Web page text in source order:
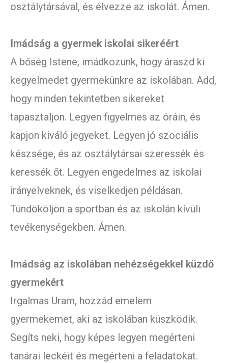
osztálytársával, és élvezze az iskolát. Ámen.
Imádság a gyermek iskolai sikeréért
A bőség Istene, imádkozunk, hogy áraszd ki
kegyelmedet gyermekünkre az iskolában. Add,
hogy minden tekintetben sikereket
tapasztaljon. Legyen figyelmes az óráin, és
kapjon kiváló jegyeket. Legyen jó szociális
készsége, és az osztálytársai szeressék és
keressék őt. Legyen engedelmes az iskolai
irányelveknek, és viselkedjen példásan.
Tündököljön a sportban és az iskolán kívüli
tevékenységekben. Ámen.
Imádság az iskolában nehézségekkel küzdő
gyermekért
Irgalmas Uram, hozzád emelem
gyermekemet, aki az iskolában küszködik.
Segíts neki, hogy képes legyen megérteni
tanárai leckéit és megérteni a feladatokat.